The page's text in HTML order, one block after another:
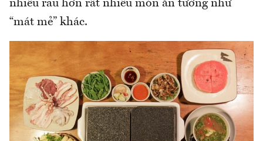
nhiều rau hơn rất nhiều món ăn tưởng như
“mát mẻ” khác.